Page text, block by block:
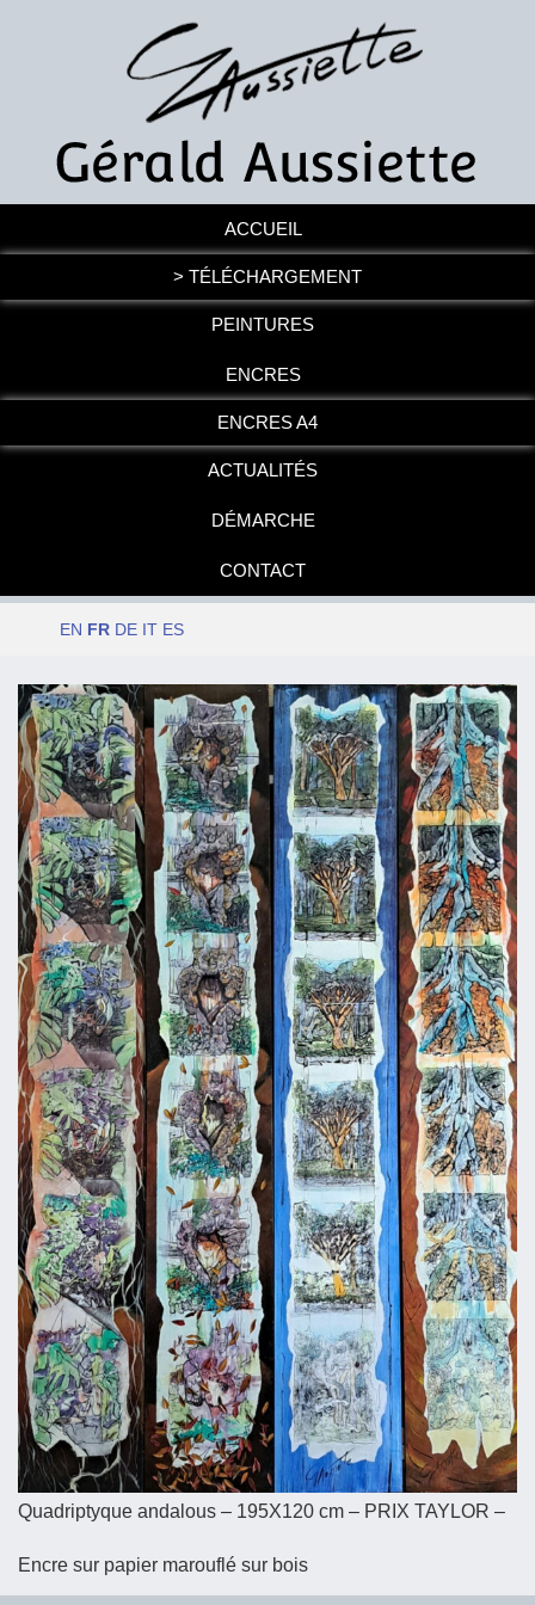
ACCUEIL
> TÉLÉCHARGEMENT
PEINTURES
ENCRES
ENCRES A4
ACTUALITÉS
DÉMARCHE
CONTACT
EN FR DE IT ES
Quadriptyque andalous – 195X120 cm – PRIX TAYLOR –
Encre sur papier marouflé sur bois
Date